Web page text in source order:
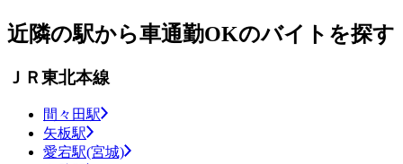
近隣の駅から車通勤OKのバイトを探す
ＪＲ東北本線
間々田駅
矢板駅
愛宕駅(宮城)